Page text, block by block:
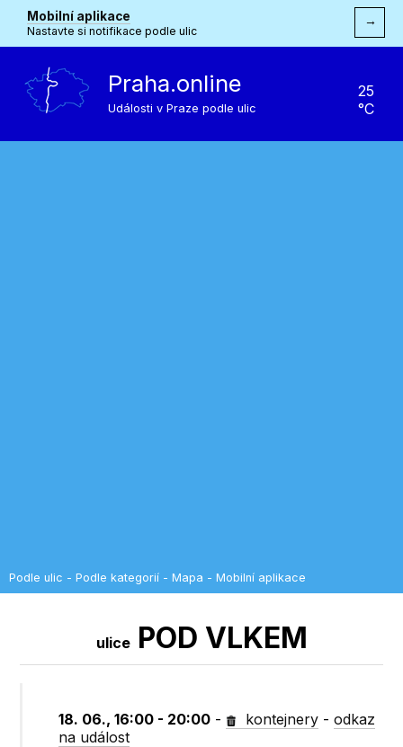
Mobilní aplikace
Nastavte si notifikace podle ulic
→
Praha.online
Události v Praze podle ulic
25
°C
Podle ulic - Podle kategorií - Mapa - Mobilní aplikace
ulicePOD VLKEM
18. 06., 16:00 - 20:00 - kontejnery -odkaz
na událost